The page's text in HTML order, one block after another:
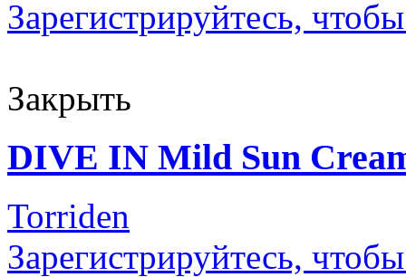
Зарегистрируйтесь,
Закрыть
DIVE IN Mild Sun
Torriden
Зарегистрируйтесь,